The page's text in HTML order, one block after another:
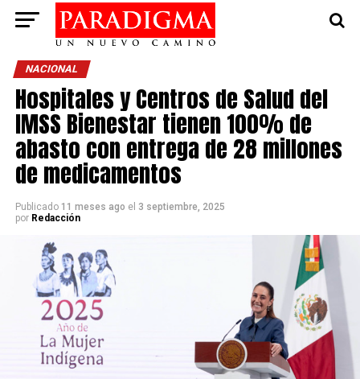
NACIONAL
Hospitales y Centros de Salud del
IMSS Bienestar tienen 100% de
abasto con entrega de 28 millones
de medicamentos
Publicado 11 meses ago el 3 septiembre, 2025
por Redacción